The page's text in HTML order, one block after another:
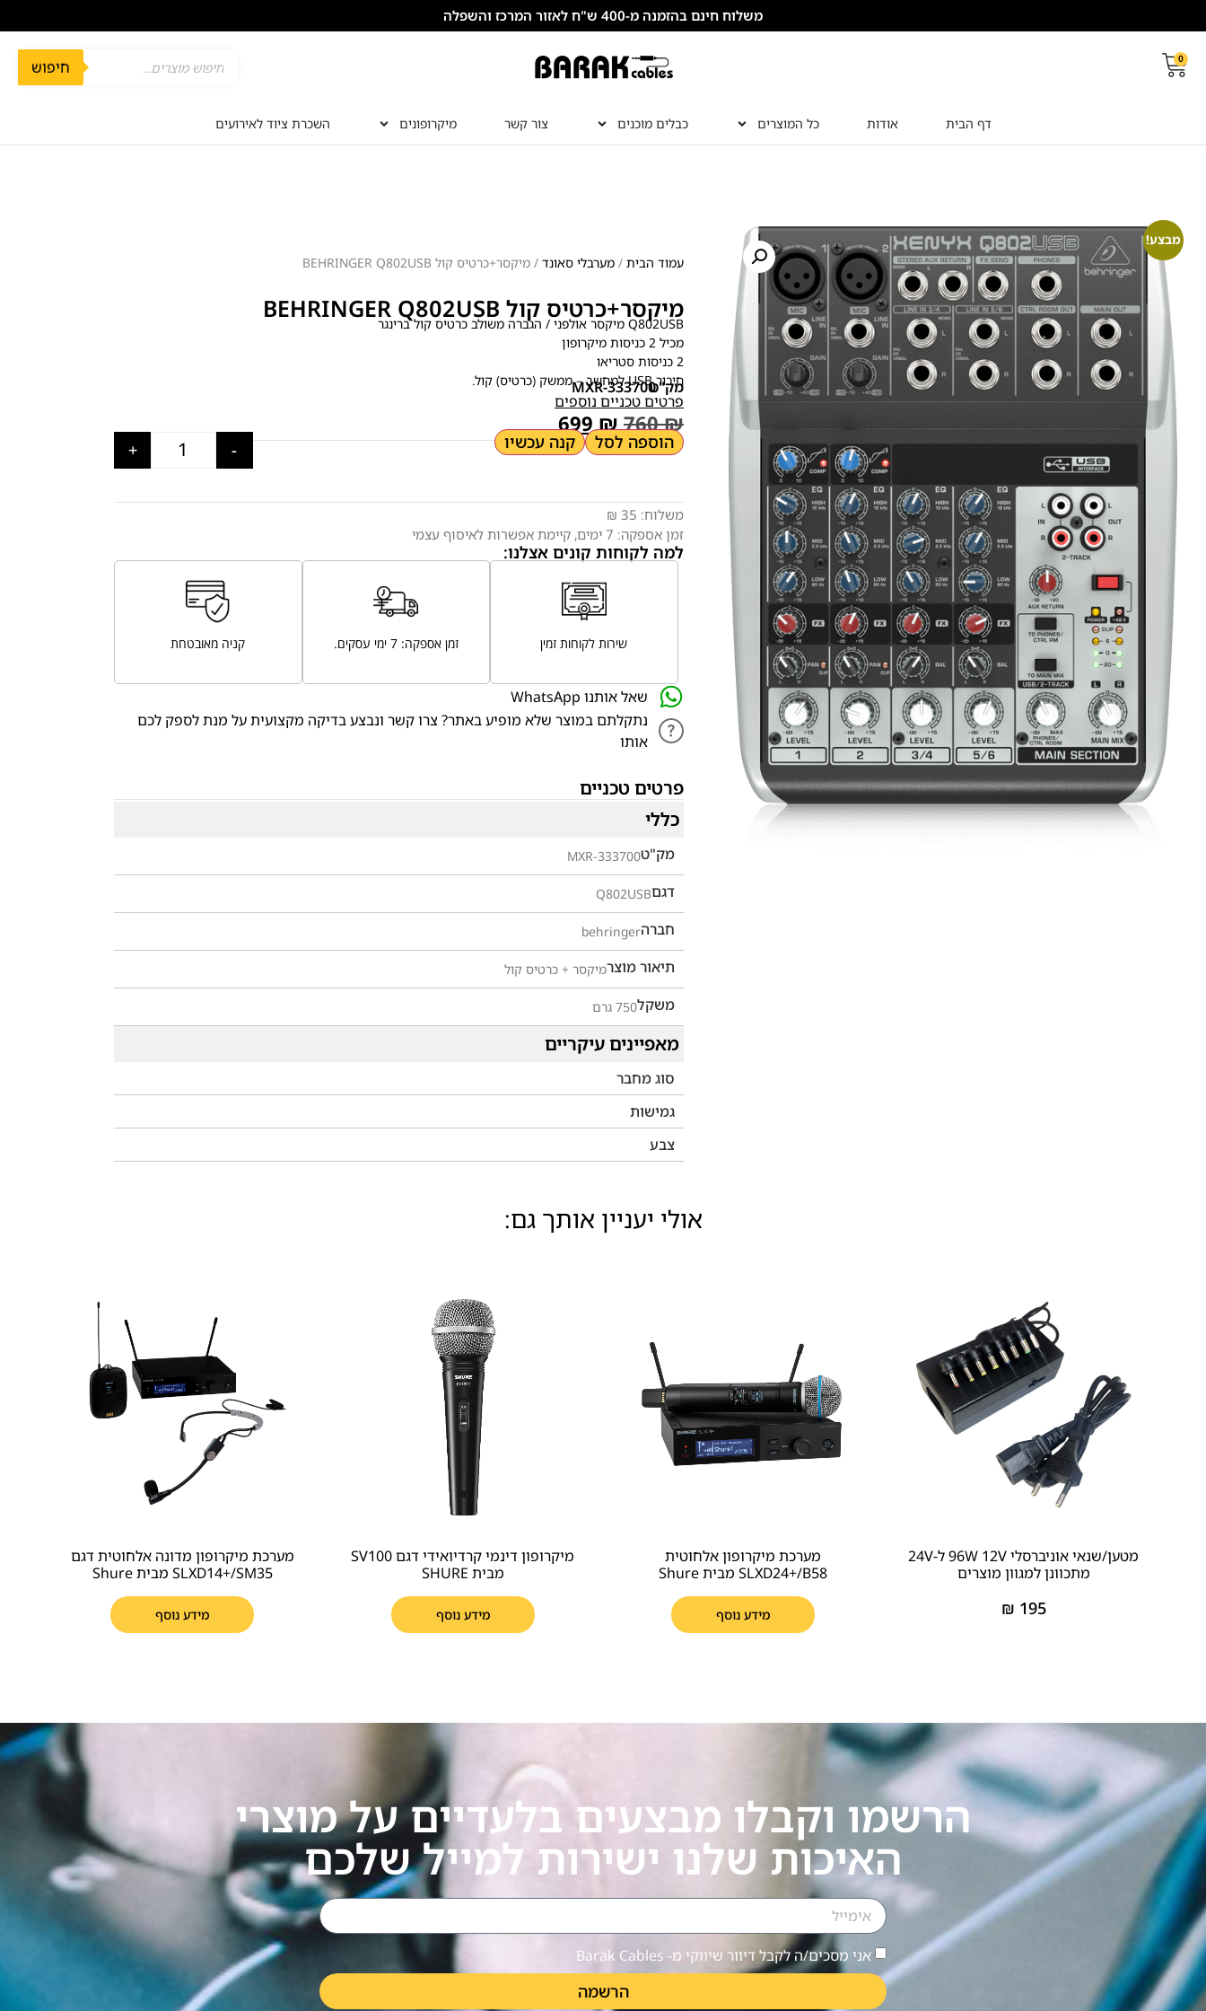
משלוח חינם בהזמנה מ-400 ש"ח לאזור המרכז והשפלה
0 חיפוש
דף הבית אודות כל המוצרים כבלים מוכנים צור קשר מיקרופונים השכרת ציוד לאירועים
מבצע!
עמוד הבית / מערבלי סאונד / מיקסר+כרטיס קול BEHRINGER Q802USB
מיקסר+כרטיס קול BEHRINGER Q802USB
Q802USB מיקסר אולפני / הגברה משולב כרטיס קול ברינגר
מכיל 2 כניסות מיקרופון
2 כניסות סטריאו
חיבורUSBלמחשב – ממשק (כרטיס) קול. מק"טMXR-333700
פרטים טכניים נוספים
760₪
699₪
-
+ הוספה לסל קנה עכשיו
משלוח: 35 ₪
זמן אספקה: 7 ימים, קיימת אפשרות לאיסוף עצמי
למה לקוחות קונים אצלנו:
קניה מאובטחת זמן אספקה: 7 ימי עסקים. שירות לקוחות זמין
שאל אותנו WhatsApp
נתקלתם במוצר שלא מופיע באתר? צרו קשר ונבצע בדיקה מקצועית על מנת לספק לכם
אותו
פרטים טכניים
כללי
מק"טMXR-333700
דגםQ802USB
חברהbehringer
תיאור מוצרמיקסר + כרטיס קול
משקל750 גרם
מאפיינים עיקריים
סוג מחבר
גמישות
צבע
אולי יעניין אותך גם:
מטען/שנאי אוניברסלי 96W 12V ל-24V
מתכוונן למגוון מוצרים
195
₪
מערכת מיקרופון אלחוטית
SLXD24+/B58 מבית Shure
מידע נוסף
מיקרופון דינמי קרדיואידי דגם SV100
מבית SHURE
מידע נוסף
מערכת מיקרופון מדונה אלחוטית דגם
SLXD14+/SM35 מבית Shure
מידע נוסף
הרשמו וקבלו מבצעים בלעדיים על מוצרי
האיכות שלנו ישירות למייל שלכם
אני מסכים/ה לקבל דיוור שיווקי מ- Barak Cables
הרשמה